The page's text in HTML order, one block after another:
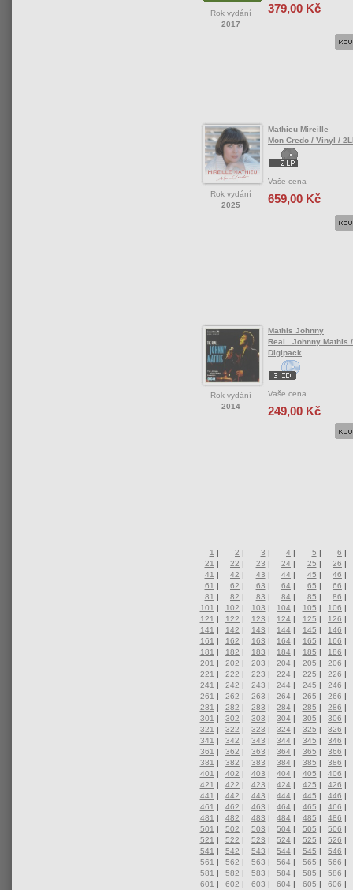
Rok vydání
2017
379,00 Kč
Rok vydání
2025
Mathieu Mireille
Mon Credo / Vinyl /
Vaše cena
659,00 Kč
Rok vydání
2014
Mathis Johnny
Real...Johnny Mathis
Digipack
Vaše cena
249,00 Kč
1 | 2 | 3 | 4 | 5 | 6 |
21 | 22 | 23 | 24 | 25 | 26 |
41 | 42 | 43 | 44 | 45 | 46 |
61 | 62 | 63 | 64 | 65 | 66 |
81 | 82 | 83 | 84 | 85 | 86 |
101 | 102 | 103 | 104 | 105 | 106 |
121 | 122 | 123 | 124 | 125 | 126 |
141 | 142 | 143 | 144 | 145 | 146 |
161 | 162 | 163 | 164 | 165 | 166 |
181 | 182 | 183 | 184 | 185 | 186 |
201 | 202 | 203 | 204 | 205 | 206 |
221 | 222 | 223 | 224 | 225 | 226 |
241 | 242 | 243 | 244 | 245 | 246 |
261 | 262 | 263 | 264 | 265 | 266 |
281 | 282 | 283 | 284 | 285 | 286 |
301 | 302 | 303 | 304 | 305 | 306 |
321 | 322 | 323 | 324 | 325 | 326 |
341 | 342 | 343 | 344 | 345 | 346 |
361 | 362 | 363 | 364 | 365 | 366 |
381 | 382 | 383 | 384 | 385 | 386 |
401 | 402 | 403 | 404 | 405 | 406 |
421 | 422 | 423 | 424 | 425 | 426 |
441 | 442 | 443 | 444 | 445 | 446 |
461 | 462 | 463 | 464 | 465 | 466 |
481 | 482 | 483 | 484 | 485 | 486 |
501 | 502 | 503 | 504 | 505 | 506 |
521 | 522 | 523 | 524 | 525 | 526 |
541 | 542 | 543 | 544 | 545 | 546 |
561 | 562 | 563 | 564 | 565 | 566 |
581 | 582 | 583 | 584 | 585 | 586 |
601 | 602 | 603 | 604 | 605 | 606 |